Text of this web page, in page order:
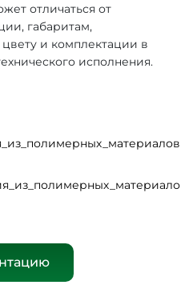
отличаться от
габаритам,
и комплектации в
исполнения.